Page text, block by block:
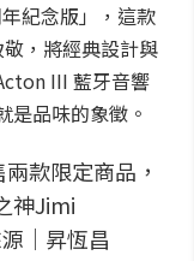
紀念版」，這款
，將經典設計與
III 藍牙音響
是品味的象徵。